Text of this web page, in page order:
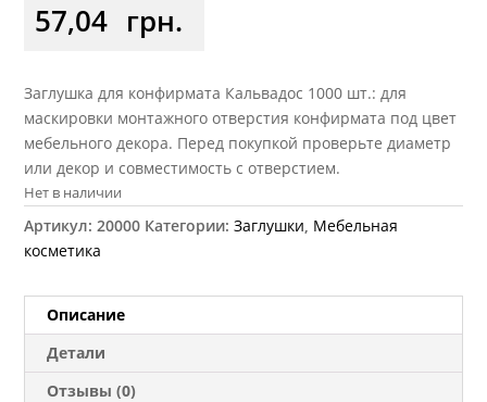
57,04 грн.
Заглушка для конфирмата Кальвадос 1000 шт.: для
маскировки монтажного отверстия конфирмата под цвет
мебельного декора. Перед покупкой проверьте диаметр
или декор и совместимость с отверстием.
Нет в наличии
Артикул:20000 Категории:Заглушки Мебельная
косметика
Описание
Детали
Отзывы (0)